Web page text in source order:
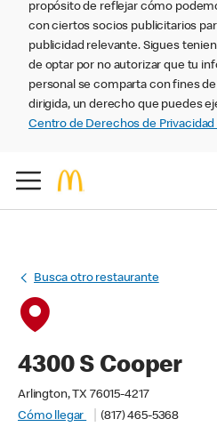
propósito de reflejar cómo
con ciertos socios publicitarios
publicidad relevante. Sigues
de optar por no autorizar que tu
personal se comparta con fines
dirigida, un derecho que puedes
Centro de Derechos de Privacidad
Busca otro restaurante
4300 S Cooper
Arlington, TX 76015-4217
Cómo llegar
(817) 465-5368